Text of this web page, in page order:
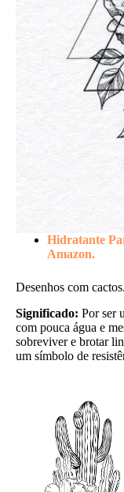
Hidratante
Amazon.
Desenhos com cactos.
Significado: Por ser
com pouca água e
sobreviver e brotar
um símbolo de